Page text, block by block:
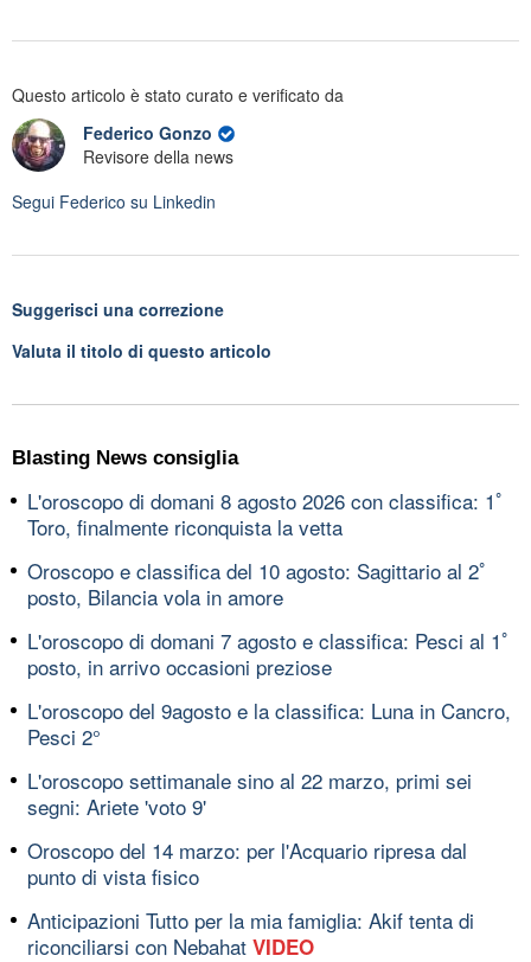
Questo articolo è stato curato e verificato da
Federico Gonzo
Revisore della news
Segui Federico su Linkedin
Suggerisci una correzione
Valuta il titolo di questo articolo
Blasting News consiglia
L'oroscopo di domani 8 agosto 2026 con classifica: 1ﾟ
Toro, finalmente riconquista la vetta
Oroscopo e classifica del 10 agosto: Sagittario al 2ﾟ
posto, Bilancia vola in amore
L'oroscopo di domani 7 agosto e classifica: Pesci al 1ﾟ
posto, in arrivo occasioni preziose
L'oroscopo del 9agosto e la classifica: Luna in Cancro,
Pesci 2°
L'oroscopo settimanale sino al 22 marzo, primi sei
segni: Ariete 'voto 9'
Oroscopo del 14 marzo: per l'Acquario ripresa dal
punto di vista fisico
Anticipazioni Tutto per la mia famiglia: Akif tenta di
riconciliarsi con Nebahat VIDEO